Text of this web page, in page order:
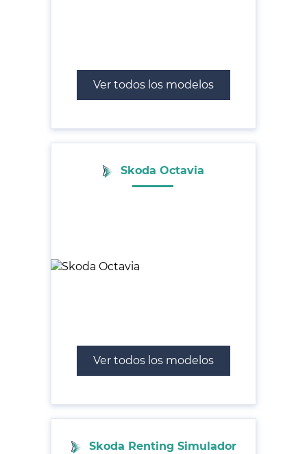
Ver todos los modelos
Skoda Octavia
Ver todos los modelos
Skoda Renting Simulador